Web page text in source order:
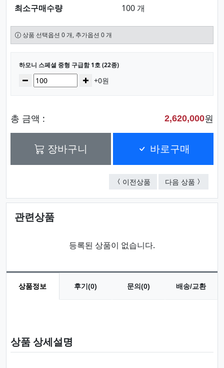
최소구매수량
100 개
상품 선택옵션 0 개, 추가옵션 0 개
선택된 옵션
하모니 스페셜 중형 구급함 1호 (22종)
수량감소 증가+0원
총 금액 : 2,620,000원
장바구니 바로구매
이전상품 하모니 스페셜 중형 구
다음 상품 하모니
관련상품
등록된 상품이 없습니다.
상품정보 후기(0) 문의(0) 배송/교환
상품 상세설명